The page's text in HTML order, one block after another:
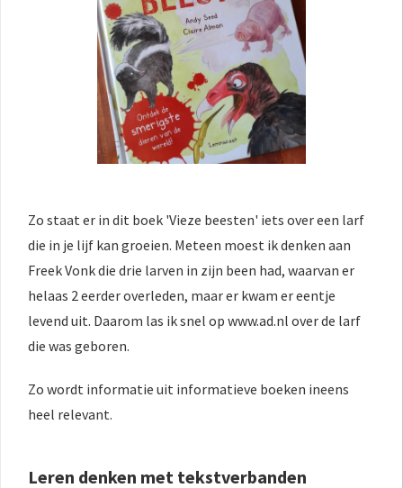
Zo staat er in dit boek 'Vieze beesten' iets over een larf
die in je lijf kan groeien. Meteen moest ik denken aan
Freek Vonk die drie larven in zijn been had, waarvan er
helaas 2 eerder overleden, maar er kwam er eentje
levend uit. Daarom las ik snel op www.ad.nl over de larf
die was geboren.
Zo wordt informatie uit informatieve boeken ineens
heel relevant.
Leren denken met tekstverbanden